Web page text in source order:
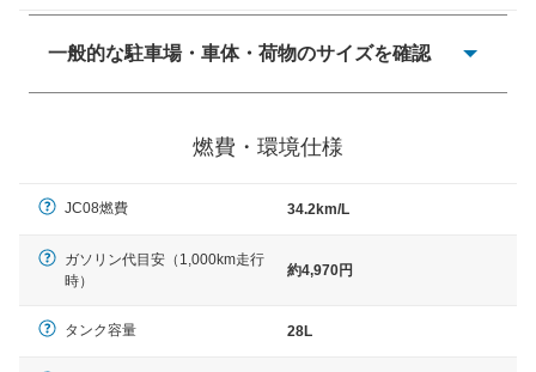
一般的な駐車場・車体・荷物のサイズを確認
× 長さ 5,000mm 車路幅 5,000mmというサイズが標準値
燃費・環境仕様
JC08燃費 34.2km/L
ガソリン代目安（1,000km走行
時）
約4,970円
タンク容量 28L